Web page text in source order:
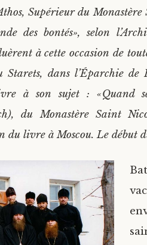
Supérieur du
des bontés», selon
à cette occasion de
Starets, dans l’Éparchie
à son sujet : «Quand
du Monastère Saint
du livre à Moscou. Le début